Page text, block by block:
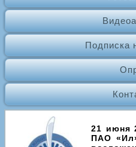
Подписка
21 июня
ПАО